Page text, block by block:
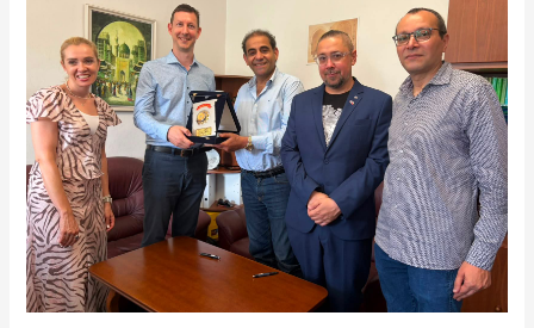
بورسعيد
تواصل
انطلاقتها
العالمية
من
سلوفاكيا..
رئيس